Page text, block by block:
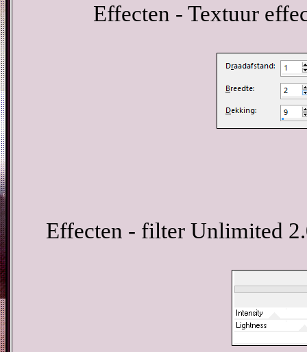
Effecten - Textuur
Effecten - filter Unlimited